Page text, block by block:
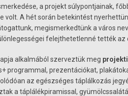
a projekt súlypontjainak,
volt. A hét során betekintést
megismerkedtünk a város
felejthetetlenné tették az
alkalmából szerveztük meg
programmal, prezentációkat,
az egészséges táplálkozás
a táplálékpiramissal,